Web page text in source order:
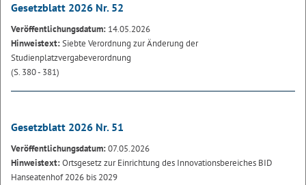
Gesetzblatt 2026 Nr. 52
Veröffentlichungsdatum: 14.05.2026
Hinweistext:Siebte Verordnung zur Änderung der
Studienplatzvergabeverordnung
(S. 380 - 381)
Gesetzblatt 2026 Nr. 51
Veröffentlichungsdatum:07.05.2026
Hinweistext:Ortsgesetz zur Einrichtung des Innovationsbereiches BID
Hanseatenhof 2026 bis 2029